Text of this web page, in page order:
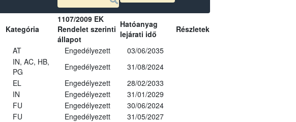
Kategória
1107/2009 EK
Rendelet szerinti
állapot
Hatóanyag
lejárati idő
Részletek
AT Engedélyezett
03/06/2035
IN, AC, HB,
PG
Engedélyezett
31/08/2024
EL Engedélyezett
28/02/2033
IN Engedélyezett
31/01/2029
FU Engedélyezett
30/06/2024
FU Engedélyezett
31/05/2027